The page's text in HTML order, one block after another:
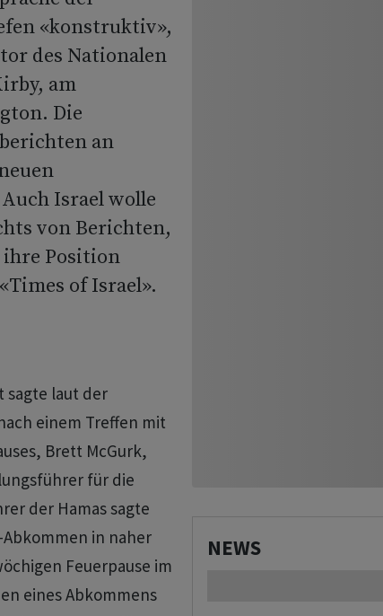
«konstruktiv»,
des Nationalen
am
Die
an
Israel wolle
von Berichten,
ihre Position
of Israel».
sagte laut der
einem Treffen mit
Brett McGurk,
für die
der Hamas sagte
in naher
Feuerpause im
eines Abkommens
NEWS